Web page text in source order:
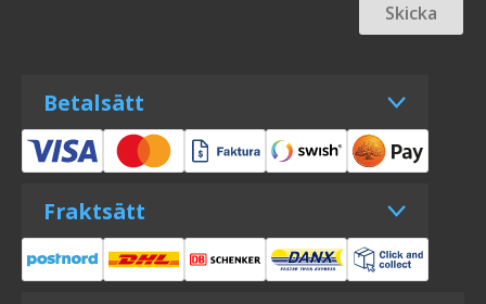
Skicka
Betalsätt
Fraktsätt